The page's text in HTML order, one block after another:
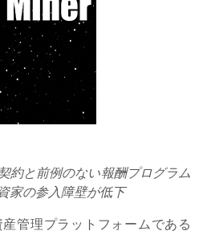
約と前例のない報酬プログラム
家の参入障壁が低下
管理プラットフォームである